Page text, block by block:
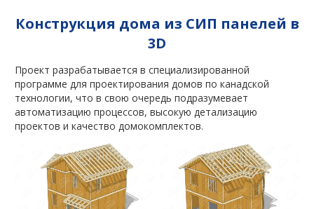
Конструкция дома из СИП панелей в
3D
Проект разрабатывается в специализированной
программе для проектирования домов по канадской
технологии, что в свою очередь подразумевает
автоматизацию процессов, высокую детализацию
проектов и качество домокомплектов.